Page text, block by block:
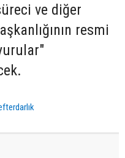
ve diğer
resmi